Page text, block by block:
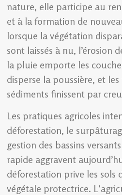
nature, elle participe au
et à la formation de
lorsque la végétation
sont laissés à nu, l’érosion
la pluie emporte les
disperse la poussière, et
sédiments finissent par
Les pratiques agricoles
déforestation, le
gestion des bassins
rapide aggravent
déforestation prive les sols
végétale protectrice.